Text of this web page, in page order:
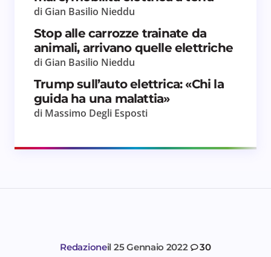
di Gian Basilio Nieddu
Stop alle carrozze trainate da
animali, arrivano quelle elettriche
di Gian Basilio Nieddu
Trump sull’auto elettrica: «Chi la
guida ha una malattia»
di Massimo Degli Esposti
Redazioneil 25 Gennaio 2022 30